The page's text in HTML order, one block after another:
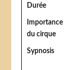
Durée
Importance
du cirque
Sypnosis